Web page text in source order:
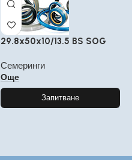
29.8x50x10/13.5 BS SOG
Семеринги
Още
Запитване